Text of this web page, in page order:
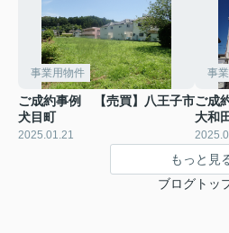
事業用物件
ご成約事例 【売買】八王子市
犬目町
2025.01.21
事
ご成
大和
もっと見
ブログトッ